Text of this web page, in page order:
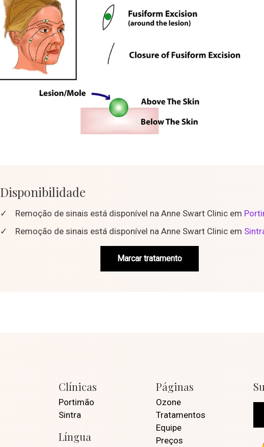
Disponibilidade
✓ Remoção de sinais está disponível na Anne Swart Clinic em
✓
Remoção de sinais está disponível na Anne Swart Clinic em
Marcar tratamento
Clínicas
Portimão
Sintra
Língua
Páginas
Ozone
Tratamentos
Equipe
Preços